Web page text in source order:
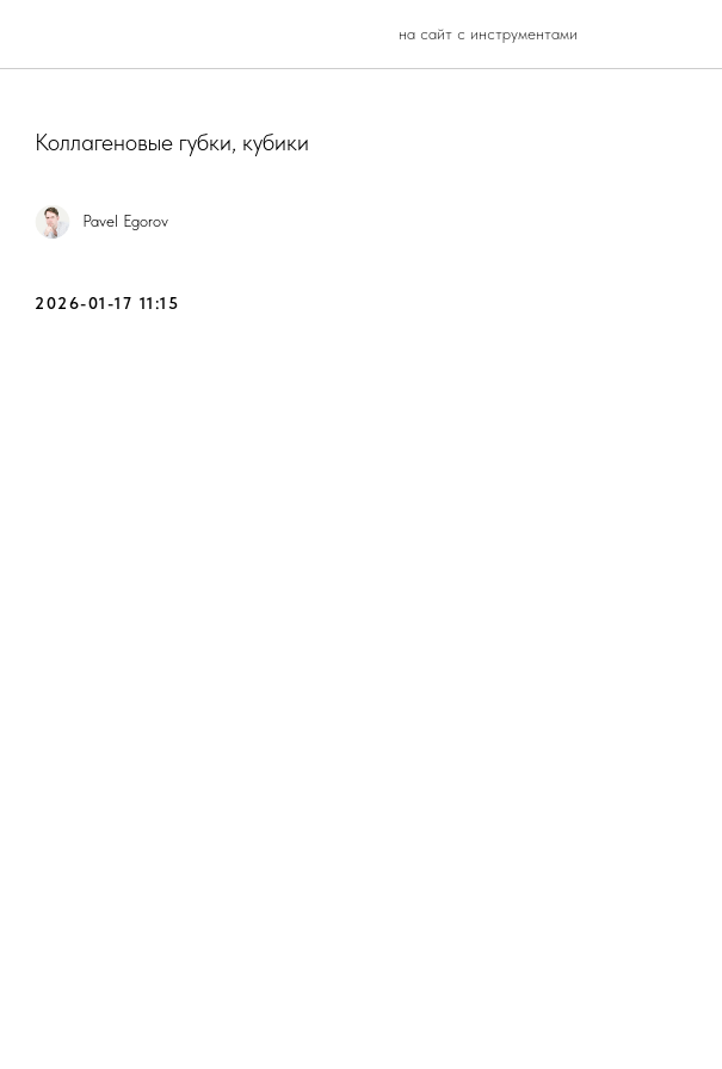
на сайт с инструментами
Коллагеновые губки, кубики
Pavel Egorov
2026-01-17 11:15